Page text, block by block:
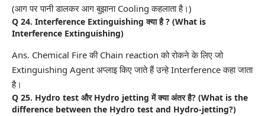
(आग पर पानी डालकर आग बुझाना Cooling कहलाता है।)
Q 24. Interference Extinguishing क्या है ? (What is
Interference Extinguishing)
Ans. Chemical Fire की Chain reaction को रोकने के लिए जो
Extinguishing Agent अप्लाइ किए जाते हैं उन्हे Interference कहा जाता
है।
Q 25. Hydro test और Hydro jetting में क्या अंतर है? (What is the
difference between the Hydro test and Hydro-jetting?)